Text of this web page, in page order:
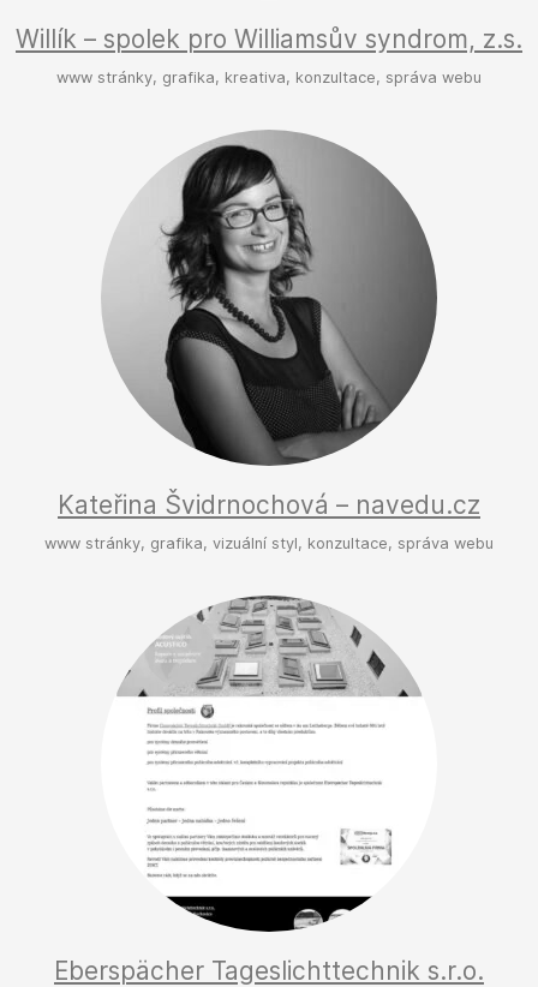
Willík – spolek pro Williamsův syndrom, z.s.
www stránky, grafika, kreativa, konzultace, správa webu
Kateřina Švidrnochová – navedu.cz
www stránky, grafika, vizuální styl, konzultace, správa webu
Eberspächer Tageslichttechnik s.r.o.